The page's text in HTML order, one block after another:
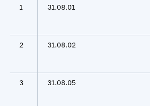
1 31.08.01
2 31.08.02
3 31.08.05